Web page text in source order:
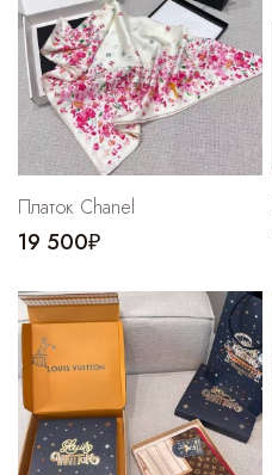
Платок Chanel
19 500₽
Cпортивные брюки
Комбинезоны